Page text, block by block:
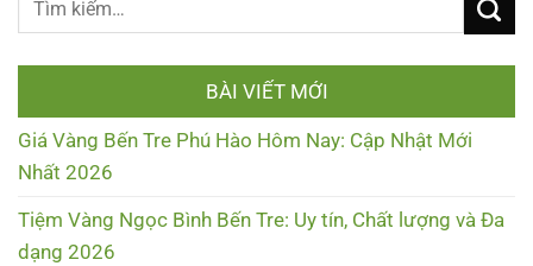
BÀI VIẾT MỚI
Giá Vàng Bến Tre Phú Hào Hôm Nay: Cập Nhật Mới
Nhất 2026
Tiệm Vàng Ngọc Bình Bến Tre: Uy tín, Chất lượng và Đa
dạng 2026